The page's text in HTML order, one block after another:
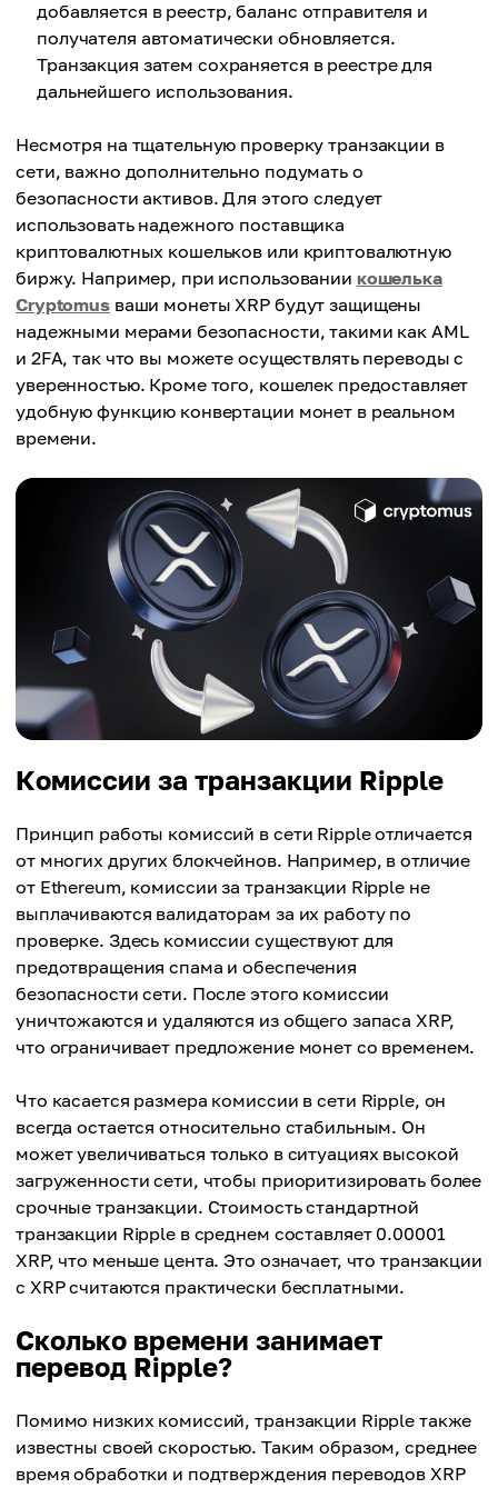
добавляется в реестр, баланс отправителя и
получателя автоматически обновляется.
Транзакция затем сохраняется в реестре для
дальнейшего использования.
Несмотря на тщательную проверку транзакции в
сети, важно дополнительно подумать о
безопасности активов. Для этого следует
использовать надежного поставщика
криптовалютных кошельков или криптовалютную
биржу. Например, при использовании кошелька
Cryptomusваши монеты XRP будут защищены
надежными мерами безопасности, такими как AML
и 2FA, так что вы можете осуществлять переводы с
уверенностью. Кроме того, кошелек предоставляет
удобную функцию конвертации монет в реальном
времени.
Комиссии за транзакции Ripple
Принцип работы комиссий в сети Ripple отличается
от многих других блокчейнов. Например, в отличие
от Ethereum, комиссии за транзакции Ripple не
выплачиваются валидаторам за их работу по
проверке. Здесь комиссии существуют для
предотвращения спама и обеспечения
безопасности сети. После этого комиссии
уничтожаются и удаляются из общего запаса XRP,
что ограничивает предложение монет со временем.
Что касается размера комиссии в сети Ripple, он
всегда остается относительно стабильным. Он
может увеличиваться только в ситуациях высокой
загруженности сети, чтобы приоритизировать более
срочные транзакции. Стоимость стандартной
транзакции Ripple в среднем составляет 0.00001
XRP, что меньше цента. Это означает, что транзакции
с XRP считаются практически бесплатными.
Сколько времени занимает
перевод Ripple?
Помимо низких комиссий, транзакции Ripple также
известны своей скоростью. Таким образом, среднее
время обработки и подтверждения переводов XRP